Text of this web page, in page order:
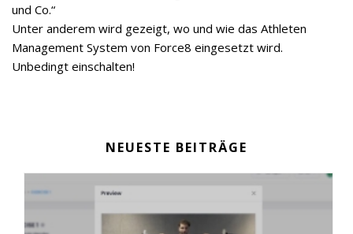
und Co.“
Unter anderem wird gezeigt, wo und wie das Athleten
Management System von Force8 eingesetzt wird.
Unbedingt einschalten!
NEUESTE BEITRÄGE